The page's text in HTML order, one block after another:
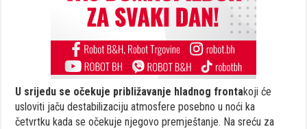
U srijedu se očekuje približavanje hladnog frontakoji će
usloviti jaču destabilizaciju atmosfere posebno u noći ka
četvrtku kada se očekuje njegovo premještanje. Na sreću za